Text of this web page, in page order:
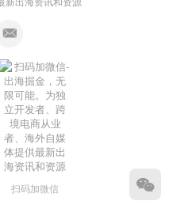
扫码加微信